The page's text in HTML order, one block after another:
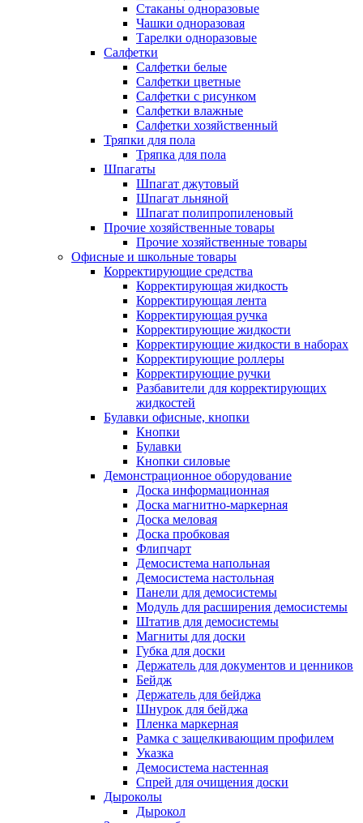
Стаканы одноразовые
Чашки одноразовая
Тарелки одноразовые
Салфетки
Салфетки белые
Салфетки цветные
Салфетки с рисунком
Салфетки влажные
Салфетки хозяйственный
Тряпки для пола
Тряпка для пола
Шпагаты
Шпагат джутовый
Шпагат льняной
Шпагат полипропиленовый
Прочие хозяйственные товары
Прочие хозяйственные товары
Офисные и школьные товары
Корректирующие средства
Корректирующая жидкость
Корректирующая лента
Корректирующая ручка
Корректирующие жидкости
Корректирующие жидкости в наборах
Корректирующие роллеры
Корректирующие ручки
Разбавители для корректирующих
жидкостей
Булавки офисные, кнопки
Кнопки
Булавки
Кнопки силовые
Демонстрационное оборудование
Доска информационная
Доска магнитно-маркерная
Доска меловая
Доска пробковая
Флипчарт
Демосистема напольная
Демосистема настольная
Панели для демосистемы
Модуль для расширения демосистемы
Штатив для демосистемы
Магниты для доски
Губка для доски
Держатель для документов и ценников
Бейдж
Держатель для бейджа
Шнурок для бейджа
Пленка маркерная
Рамка с защелкивающим профилем
Указка
Демосистема настенная
Спрей для очищения доски
Дыроколы
Дырокол